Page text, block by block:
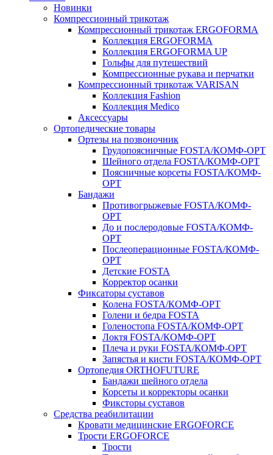
Новинки
Компрессионный трикотаж
Компрессионный трикотаж ERGOFORMA
Коллекция ERGOFORMA
Коллекция ERGOFORMA UP
Гольфы для путешествий
Компрессионные рукава и перчатки
Компрессионный трикотаж VARISAN
Коллекция Fashion
Коллекция Medico
Аксессуары
Ортопедические товары
Ортезы на позвоночник
Грудопоясничные FOSTA/КОМФ-ОРТ
Шейного отдела FOSTA/КОМФ-ОРТ
Поясничные корсеты FOSTA/КОМФ-
ОРТ
Бандажи
Противогрыжевые FOSTA/КОМФ-
ОРТ
До и послеродовые FOSTA/КОМФ-
ОРТ
Послеоперационные FOSTA/КОМФ-
ОРТ
Детские FOSTA
Корректор осанки
Фиксаторы суставов
Колена FOSTA/КОМФ-ОРТ
Голени и бедра FOSTA
Голеностопа FOSTA/КОМФ-ОРТ
Локтя FOSTA/КОМФ-ОРТ
Плеча и руки FOSTA/КОМФ-ОРТ
Запястья и кисти FOSTA/КОМФ-ОРТ
Ортопедия ORTHOFUTURE
Бандажи шейного отдела
Корсеты и корректоры осанки
Фиксторы суставов
Средства реабилитации
Кровати медицинские ERGOFORCE
Трости ERGOFORCE
Трости